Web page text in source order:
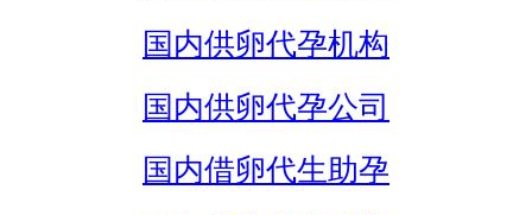
国内供卵代孕机构
国内供卵代孕公司
国内借卵代生助孕